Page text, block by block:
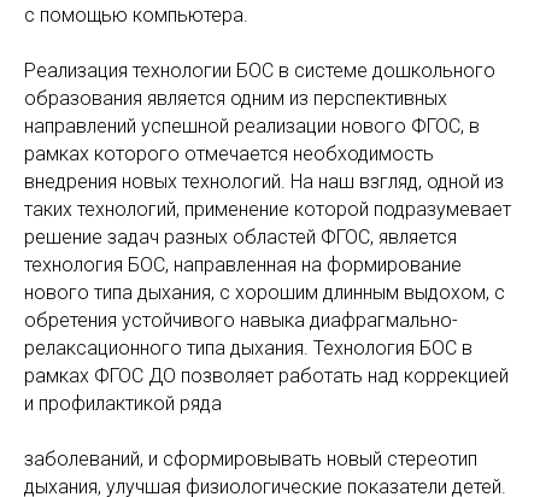
с помощью компьютера.
Реализация технологии БОС в системе дошкольного
образования является одним из перспективных
направлений успешной реализации нового ФГОС, в
рамках которого отмечается необходимость
внедрения новых технологий. На наш взгляд, одной из
таких технологий, применение которой подразумевает
решение задач разных областей ФГОС, является
технология БОС, направленная на формирование
нового типа дыхания, с хорошим длинным выдохом, с
обретения устойчивого навыка диафрагмально-
релаксационного типа дыхания. Технология БОС в
рамках ФГОС ДО позволяет работать над коррекцией
и профилактикой ряда
заболеваний, и сформировывать новый стереотип
дыхания, улучшая физиологические показатели детей.